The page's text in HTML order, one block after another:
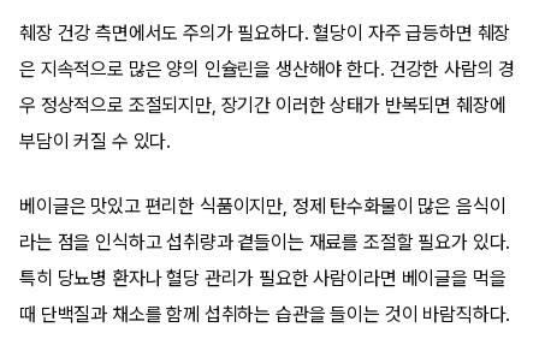
췌장 건강 측면에서도 주의가 필요하다. 혈당이 자주 급등하면 췌장
은 지속적으로 많은 양의 인슐린을 생산해야 한다. 건강한 사람의 경
우 정상적으로 조절되지만, 장기간 이러한 상태가 반복되면 췌장에
부담이 커질 수 있다.
베이글은 맛있고 편리한 식품이지만, 정제 탄수화물이 많은 음식이
라는 점을 인식하고 섭취량과 곁들이는 재료를 조절할 필요가 있다.
특히 당뇨병 환자나 혈당 관리가 필요한 사람이라면 베이글을 먹을
때 단백질과 채소를 함께 섭취하는 습관을 들이는 것이 바람직하다.